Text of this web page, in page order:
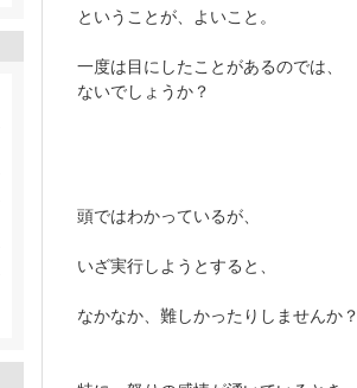
ということが、よいこと。
一度は目にしたことがあるのでは、
ないでしょうか？
頭ではわかっているが、
いざ実行しようとすると、
なかなか、難しかったりしませんか？